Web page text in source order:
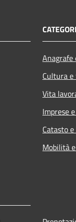
Cultura
Vita
Imprese
Catasto
Mobilità